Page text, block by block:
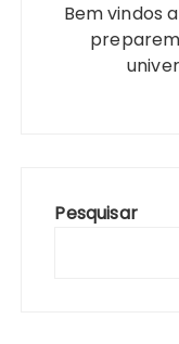
Bem vindos
Pesquisar